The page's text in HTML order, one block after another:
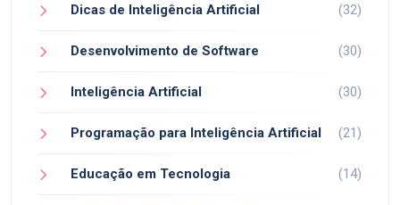
Dicas de Inteligência Artificial (32)
Desenvolvimento de Software (30)
Inteligência Artificial (30)
Programação para Inteligência Artificial (21)
Educação em Tecnologia (14)